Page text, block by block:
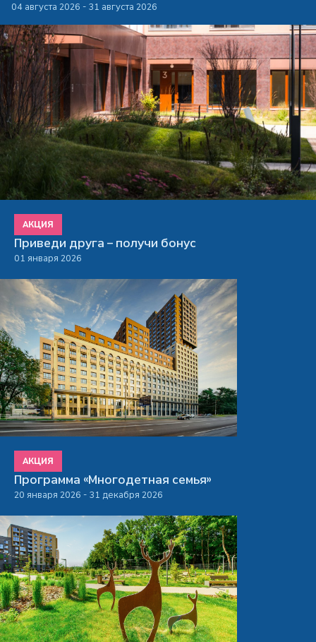
04 августа 2026 - 31 августа 2026
АКЦИЯ
Приведи друга – получи бонус
01 января 2026
АКЦИЯ
Программа «Многодетная семья»
20 января 2026 - 31 декабря 2026